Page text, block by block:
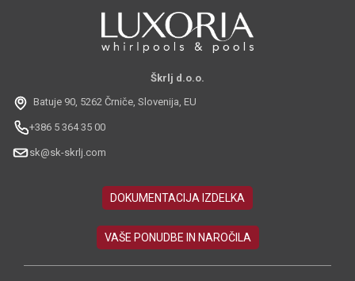
Škrlj d.o.o.
Batuje 90, 5262 Črniče, Slovenija, EU
+386 5 364 35 00
sk@sk-skrlj.com